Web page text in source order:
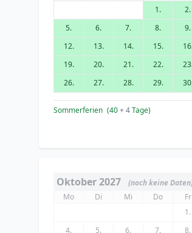
1.
2.
5.
6. 7. 8. 9.
12.
13. 14. 15.
19.
20. 21. 22.
26.
27. 28. 29.
Sommerferien (40+ 4Tage)
Oktober 2027
(noch keine
Mo
Di Mi Do Fr
1.
4.
5. 6. 7. 8.